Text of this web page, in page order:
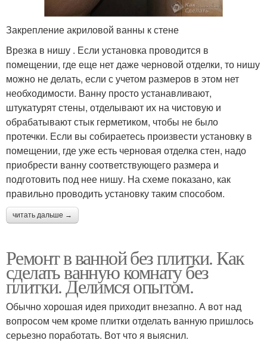
Закрепление акриловой ванны к стене
Врезка в нишу . Если установка проводится в
помещении, где еще нет даже черновой отделки, то нишу
можно не делать, если с учетом размеров в этом нет
необходимости. Ванну просто устанавливают,
штукатурят стены, отделывают их на чистовую и
обрабатывают стык герметиком, чтобы не было
протечки. Если вы собираетесь произвести установку в
помещении, где уже есть черновая отделка стен, надо
приобрести ванну соответствующего размера и
подготовить под нее нишу. На схеме показано, как
правильно проводить установку таким способом.
читать дальше →
Ремонт в ванной без плитки. Как
сделать ванную комнату без
плитки. Делимся опытом.
Обычно хорошая идея приходит внезапно. А вот над
вопросом чем кроме плитки отделать ванную пришлось
серьезно поработать. Вот что я выяснил.